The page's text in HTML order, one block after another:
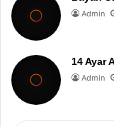
Admin
14 Ayar
Admin